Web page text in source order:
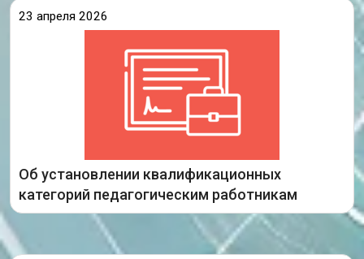
23 апреля 2026
Об установлении квалификационных
категорий педагогическим работникам
Опубликовано Распоряжение министерства
заседания аттестационной комиссии Иркутской
области от 16 апреля 2026 года.
Ознакомиться с распоряжением министерства
образования Иркутской области «Об установлении
педагогическим работникам квалификационной
Подробнее